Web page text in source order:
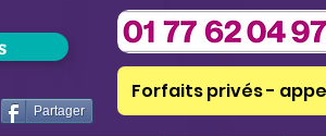
Partager
Forfaits privés -